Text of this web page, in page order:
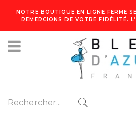
NOTRE BOUTIQUE EN LIGNE FERME
REMERCIONS DE VOTRE FIDÉLITÉ.